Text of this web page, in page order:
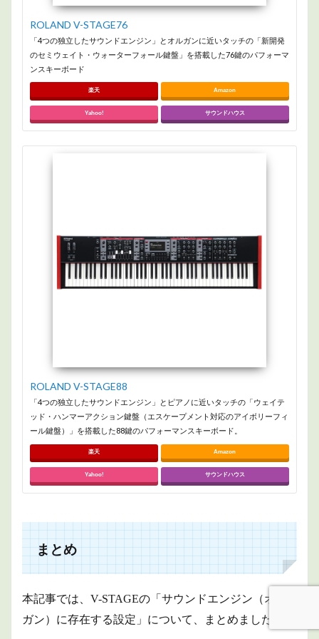
ROLAND V-STAGE76
「4つの独立したサウンドエンジン」とオルガンに近いタッチの「新開発
のセミウェイト・ウォーターフォール鍵盤」を搭載した76鍵のパフォーマ
ンスキーボード
楽天 Amazon
Yahoo! サウンドハウス
ROLAND V-STAGE88
「4つの独立したサウンドエンジン」とピアノに近いタッチの「ウェイテ
ッド・ハンマーアクション鍵盤（エスケープメント対応のアイボリーフィ
ール鍵盤）」を搭載した88鍵のパフォーマンスキーボード。
楽天 Amazon
Yahoo! サウンドハウス
まとめ
本記事では、V-STAGEの「サウンドエンジン（オル
ガン）に存在する設定」について、まとめました。